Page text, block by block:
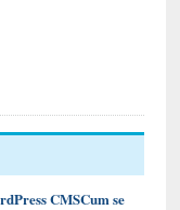
CMSCum se